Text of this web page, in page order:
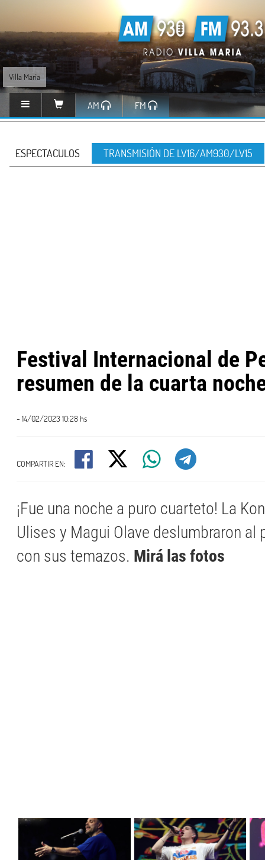
Villa María
AM FM
ESPECTACULOS TRANSMISIÓN DE LV16/AM930/LV15
Festival Internacional de
resumen de la cuarta
- 14/02/2023 10:28 hs
COMPARTIR EN:
¡Fue una noche a puro cuarteto! La
Ulises y Magui Olave deslumbraron al
con sus temazos. Mirá las fotos